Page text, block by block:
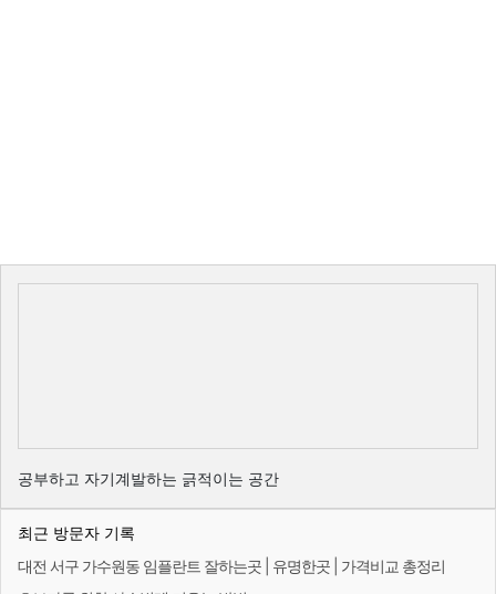
공부하고 자기계발하는 긁적이는 공간
최근 방문자 기록
대전 서구 가수원동 임플란트 잘하는곳 | 유명한곳 | 가격비교 총정리